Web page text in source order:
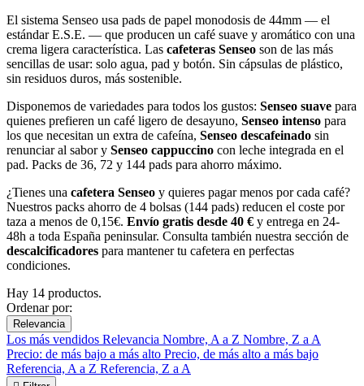
El sistema Senseo usa pads de papel monodosis de 44mm — el
estándar E.S.E. — que producen un café suave y aromático con una
crema ligera característica. Las cafeteras Senseo son de las más
sencillas de usar: solo agua, pad y botón. Sin cápsulas de plástico,
sin residuos duros, más sostenible.
Disponemos de variedades para todos los gustos: Senseo suave para
quienes prefieren un café ligero de desayuno, Senseo intenso para
los que necesitan un extra de cafeína, Senseo descafeinado sin
renunciar al sabor y Senseo cappuccino con leche integrada en el
pad. Packs de 36, 72 y 144 pads para ahorro máximo.
¿Tienes una cafetera Senseo y quieres pagar menos por cada café?
Nuestros packs ahorro de 4 bolsas (144 pads) reducen el coste por
taza a menos de 0,15€. Envío gratis desde 40 € y entrega en 24-
48h a toda España peninsular. Consulta también nuestra sección de
descalcificadores para mantener tu cafetera en perfectas
condiciones.
Hay 14 productos.
Ordenar por:
Relevancia
Los más vendidos Relevancia Nombre, A a Z Nombre, Z a A
Precio: de más bajo a más alto Precio, de más alto a más bajo
Referencia, A a Z Referencia, Z a A